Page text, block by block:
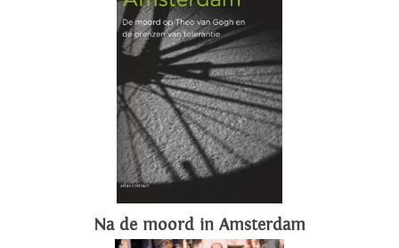
Na de moord in Amsterdam